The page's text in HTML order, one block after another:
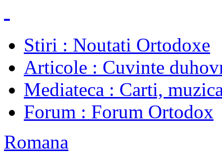
Stiri : Noutati Ortodoxe
Articole : Cuvinte
Mediateca : Carti,
Forum : Forum Ortodox
Romana